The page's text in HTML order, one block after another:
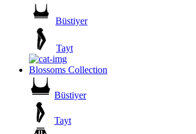
Büstiyer
Tayt
Blossoms Collection
Büstiyer
Tayt